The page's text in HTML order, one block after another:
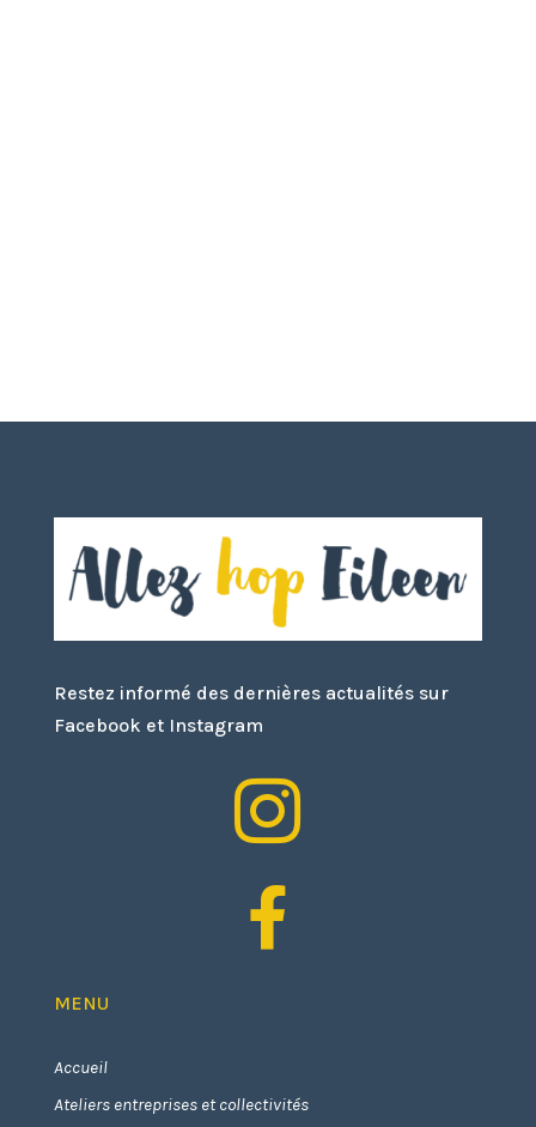
Restez informé des dernières actualités sur
Facebook et Instagram


MENU
Accueil
Ateliers entreprises et collectivités